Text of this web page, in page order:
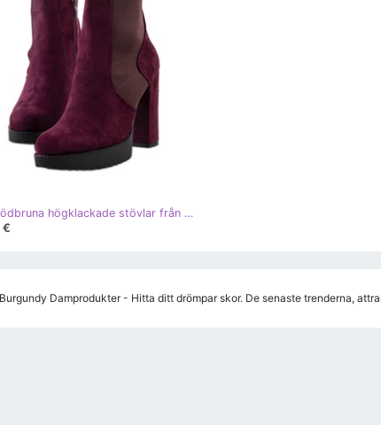
PA1 Rödbruna högklackade stövlar från Macie rödvin mångfärgad
€
Burgundy Damprodukter - Hitta ditt drömpar skor. De senaste trenderna,